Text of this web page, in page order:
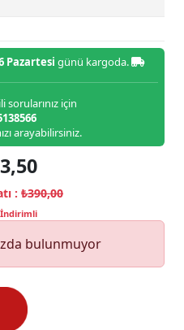
Pazartesi günü kargoda.
sorularınız için
arayabilirsiniz.
: ₺390,00
İndirimli
bulunmuyor